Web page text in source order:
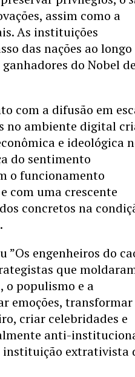
assim como a
As instituições
das nações ao longo
do Nobel de
com a difusão em
no ambiente digital
e ideológica
do sentimento
o funcionamento
com uma crescente
concretos na
engenheiros do
que
o populismo e a
emoções, transformar
criar celebridades e
anti-
instituição extrativista